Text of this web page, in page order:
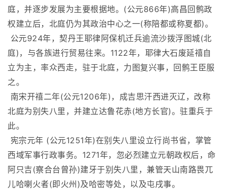
庭，并逐步发展为主要根据地。(公元866年)高昌回鹘政
权建立后，北庭仍为其政治中心之一(称陪都或称夏都)。
公元924年，契丹王耶律阿保机迁兵逾流沙拨浮图城(北
庭)，与各族进行贸易往来。1122年，耶律大石废延禧自
立为主，率众西走，驻于北庭，力图复兴事，回鹘王臣服
之。
南宋开禧二年(公元1206年)，成吉思汗西进灭辽，改称
北庭为别失八里，并建立达鲁花赤(地方长官)。驻重兵于
此。
宪宗元年 (公元1251年)在别失八里设立行尚书省，掌管
西域军事行政事务。1271年，忽必烈建立元朝政权后，命
阿只吉(察合台曾孙)建牙于别失八里，兼管天山南路畏兀
儿哈喇火者(即火州)及哈密等处，以及屯戌事。